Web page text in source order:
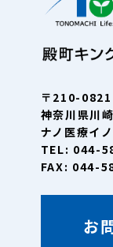
〒210-0821
神奈川県川
ナノ医療イ
TEL: 044-
FAX: 044-
お